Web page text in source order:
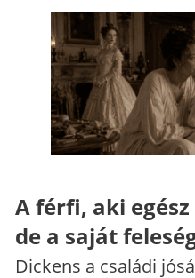
A férfi, aki
de a saját
Dickens a családi